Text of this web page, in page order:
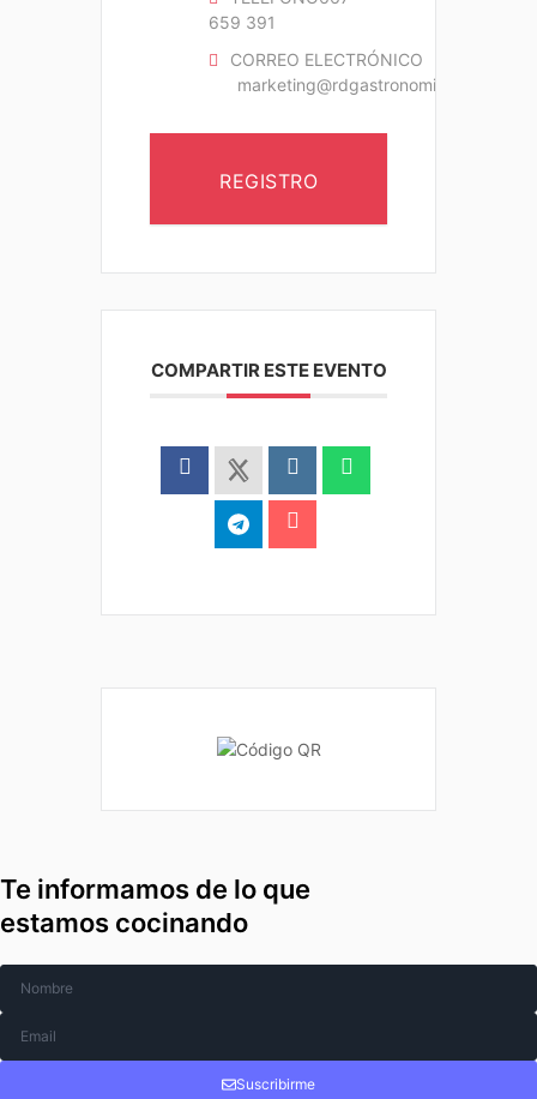
659 391
CORREO ELECTRÓNICO
marketing@rdgastronomic.com
REGISTRO
COMPARTIR ESTE EVENTO
Te informamos de lo que
estamos cocinando
Suscribirme